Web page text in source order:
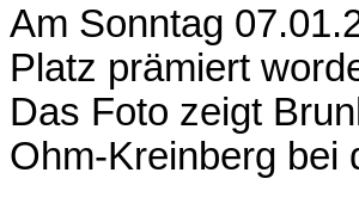
Am Sonntag
Platz prämiert
Das Foto zeigt
Ohm-Kreinberg bei